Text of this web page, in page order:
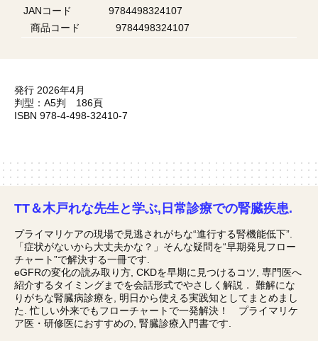
JANコード
9784498324107
商品コード
9784498324107
発行 2026年4月
判型：A5判 186頁
ISBN 978-4-498-32410-7
TT＆木戸れな先生と学ぶ,日常診療での腎臓疾患.
プライマリケアの現場で見逃されがちな“進行する腎機能低下”.
「症状がないから大丈夫かな？」そんな疑問を“早期発見フロー
チャート”で解決する一冊です.
eGFRの変化の読み取り方, CKDを早期に見つけるコツ, 専門医へ
紹介するタイミングまでを会話形式でやさしく解説． 難解にな
りがちな腎臓病診療を, 明日から使える実践知としてまとめまし
た. 忙しい外来でもフローチャートで一発解決！ プライマリケ
ア医・研修医におすすめの, 腎臓診療入門書です.